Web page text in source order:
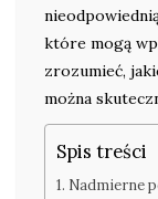
które mogą
zrozumieć,
można
Spis treści
Nadmierne